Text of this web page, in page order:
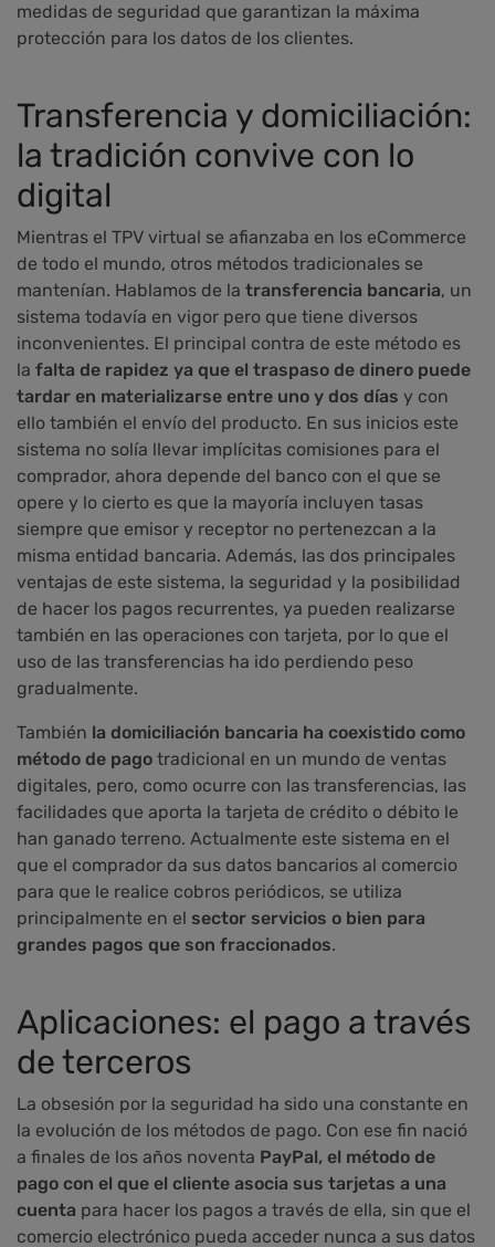
medidas de seguridad que garantizan la máxima
protección para los datos de los clientes.
Transferencia y domiciliación:
la tradición convive con lo
digital
Mientras el TPV virtual se afianzaba en los eCommerce
de todo el mundo, otros métodos tradicionales se
mantenían. Hablamos de la transferencia bancaria, un
sistema todavía en vigor pero que tiene diversos
inconvenientes. El principal contra de este método es
la falta de rapidez ya que el traspaso de dinero puede
tardar en materializarse entre uno y dos días y con
ello también el envío del producto. En sus inicios este
sistema no solía llevar implícitas comisiones para el
comprador, ahora depende del banco con el que se
opere y lo cierto es que la mayoría incluyen tasas
siempre que emisor y receptor no pertenezcan a la
misma entidad bancaria. Además, las dos principales
ventajas de este sistema, la seguridad y la posibilidad
de hacer los pagos recurrentes, ya pueden realizarse
también en las operaciones con tarjeta, por lo que el
uso de las transferencias ha ido perdiendo peso
gradualmente.
También la domiciliación bancaria ha coexistido como
método de pago tradicional en un mundo de ventas
digitales, pero, como ocurre con las transferencias, las
facilidades que aporta la tarjeta de crédito o débito le
han ganado terreno. Actualmente este sistema en el
que el comprador da sus datos bancarios al comercio
para que le realice cobros periódicos, se utiliza
principalmente en el sector servicios o bien para
grandes pagos que son fraccionados.
Aplicaciones: el pago a través
de terceros
La obsesión por la seguridad ha sido una constante en
la evolución de los métodos de pago. Con ese fin nació
a finales de los años noventa PayPal, el método de
pago con el que el cliente asocia sus tarjetas a una
cuenta para hacer los pagos a través de ella, sin que el
comercio electrónico pueda acceder nunca a sus datos